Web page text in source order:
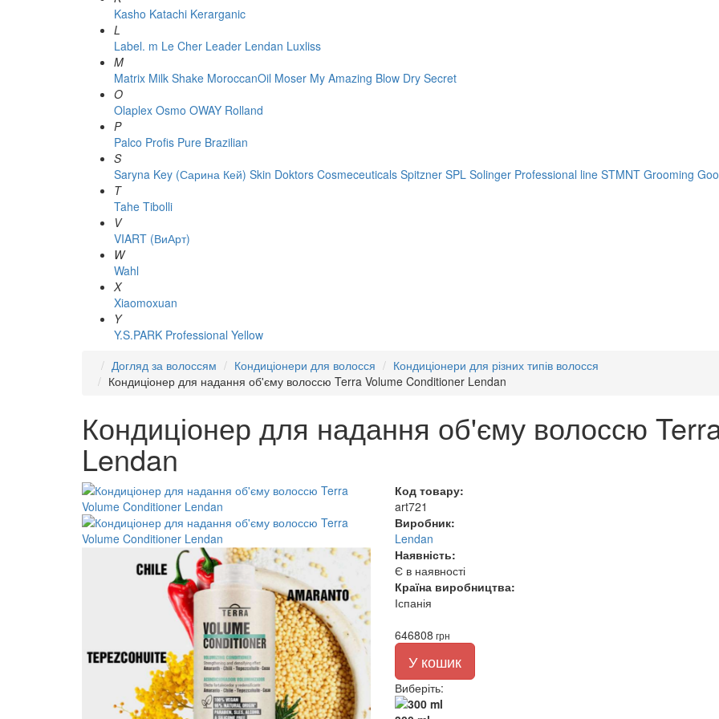
Kasho Katachi Kerarganic
L
Label. m Le Cher Leader Lendan Luxliss
M
Matrix Milk Shake MoroccanOil Moser My Amazing Blow Dry Secret
O
Olaplex Osmo OWAY Rolland
P
Palco Profis Pure Brazilian
S
Saryna Key (Сарина Кей) Skin Doktors Cosmeceuticals Spitzner SPL Solinger Professional line STMNT Grooming
T
Tahe Tibolli
V
VIART (ВиАрт)
W
Wahl
X
Xiaomoxuan
Y
Y.S.PARK Professional Yellow
Догляд за волоссям
Кондиціонери для волосся
Кондиціонери для різних типів волосся
Кондиціонер для надання об'єму волоссю Terra Volume Conditioner Lendan
Кондиціонер для надання об'єму волоссю
Lendan
Код товару:
art721
Виробник:
Lendan
Наявність:
Є в наявності
Країна виробництва:
Іспанія
646808 грн
У кошик
Виберіть: